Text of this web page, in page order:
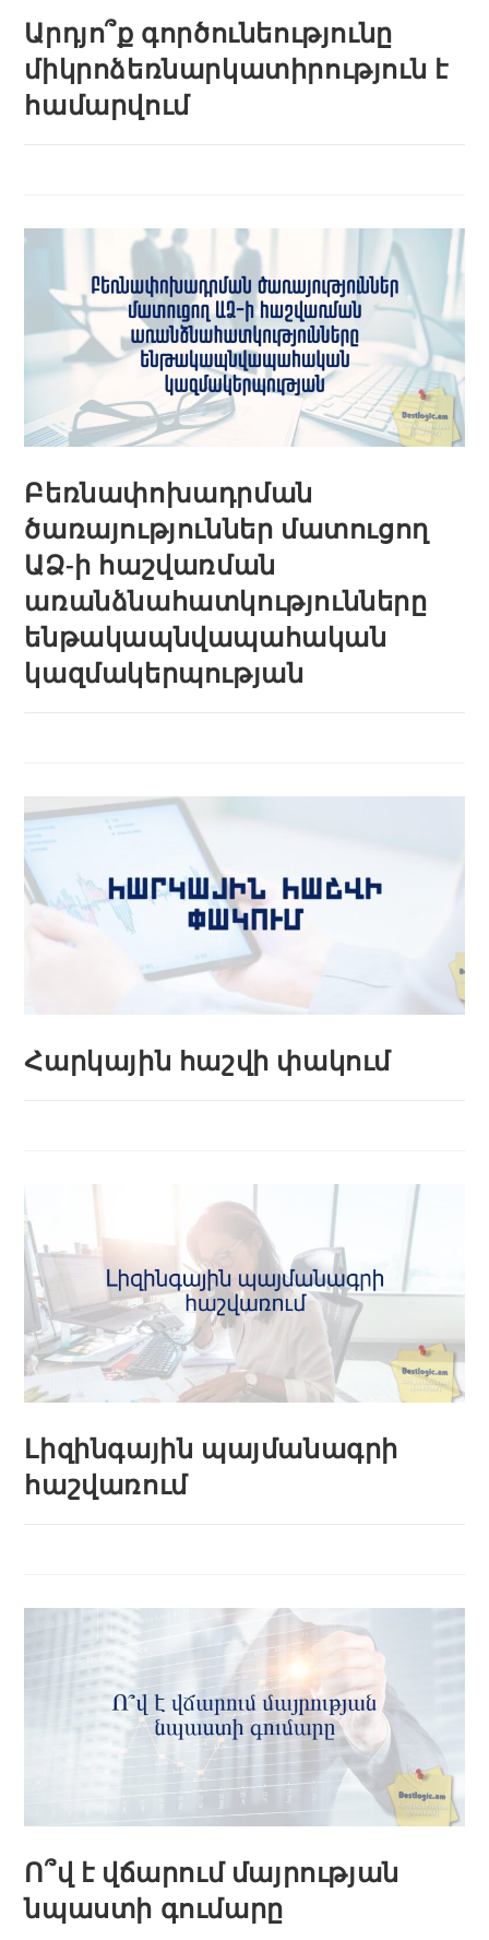
Արդյո՞ք գործունեությունը
միկրոձեռնարկատիրություն է
համարվում
Բեռնափոխադրման
ծառայություններ մատուցող
ԱՁ-ի հաշվառման
առանձնահատկությունները
ենթակապնվապահական
կազմակերպության
Հարկային հաշվի փակում
Լիզինգային պայմանագրի
հաշվառում
Ո՞վ է վճարում մայրության
նպաստի գումարը